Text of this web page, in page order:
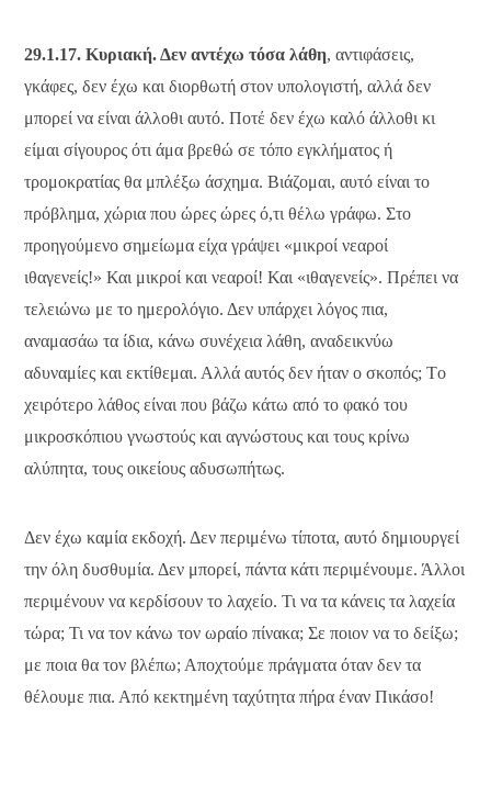
29.1.17. Κυριακή. Δεν αντέχω τόσα λάθη, αντιφάσεις,
γκάφες, δεν έχω και διορθωτή στον υπολογιστή, αλλά δεν
μπορεί να είναι άλλοθι αυτό. Ποτέ δεν έχω καλό άλλοθι κι
είμαι σίγουρος ότι άμα βρεθώ σε τόπο εγκλήματος ή
τρομοκρατίας θα μπλέξω άσχημα. Βιάζομαι, αυτό είναι το
πρόβλημα, χώρια που ώρες ώρες ό,τι θέλω γράφω. Στο
προηγούμενο σημείωμα είχα γράψει «μικροί νεαροί
ιθαγενείς!» Και μικροί και νεαροί! Και «ιθαγενείς». Πρέπει να
τελειώνω με το ημερολόγιο. Δεν υπάρχει λόγος πια,
αναμασάω τα ίδια, κάνω συνέχεια λάθη, αναδεικνύω
αδυναμίες και εκτίθεμαι. Αλλά αυτός δεν ήταν ο σκοπός; Tο
χειρότερο λάθος είναι που βάζω κάτω από το φακό του
μικροσκόπιου γνωστούς και αγνώστους και τους κρίνω
αλύπητα, τους οικείους αδυσωπήτως.
Δεν έχω καμία εκδοχή. Δεν περιμένω τίποτα, αυτό δημιουργεί
την όλη δυσθυμία. Δεν μπορεί, πάντα κάτι περιμένουμε. Άλλοι
περιμένουν να κερδίσουν το λαχείο. Τι να τα κάνεις τα λαχεία
τώρα; Τι να τον κάνω τον ωραίο πίνακα; Σε ποιον να το δείξω;
με ποια θα τον βλέπω; Αποχτούμε πράγματα όταν δεν τα
θέλουμε πια. Από κεκτημένη ταχύτητα πήρα έναν Πικάσο!